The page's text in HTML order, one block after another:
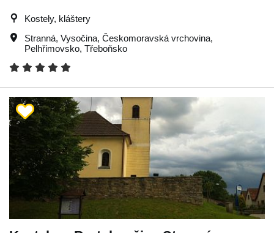
Kostely, kláštery
Stranná, Vysočina, Českomoravská vrchovina,
Pelhřimovsko, Třeboňsko